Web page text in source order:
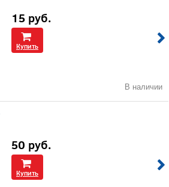
15 руб.
Купить
В наличии
50 руб.
Купить